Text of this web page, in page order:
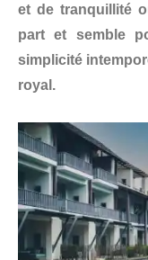
et de tranquillité
part et semble
simplicité
royal.